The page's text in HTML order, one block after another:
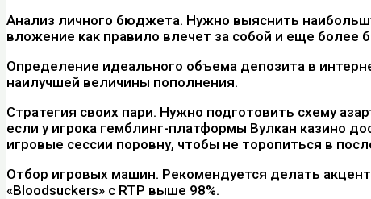
Анализ личного бюджета. Нужно выяснить
вложение как правило влечет за собой и еще более
Определение идеального объема депозита в
наилучшей величины пополнения.
Стратегия своих пари. Нужно подготовить схему
если у игрока гемблинг-платформы Вулкан казино
игровые сессии поровну, чтобы не торопиться в
Отбор игровых машин. Рекомендуется делать
«Bloodsuckers» с RTP выше 98%.